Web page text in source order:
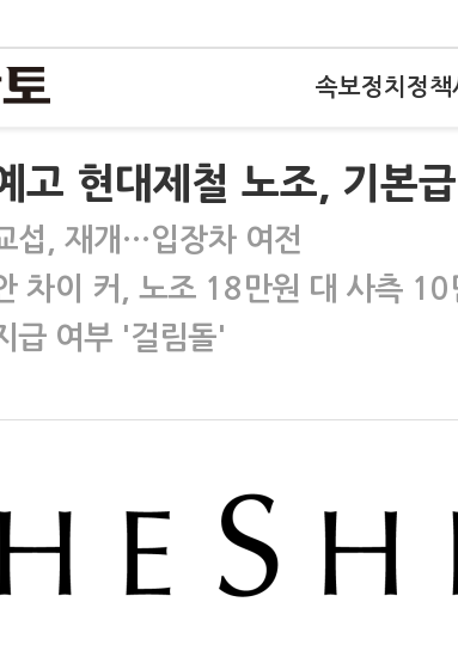
속보정치 정책
고 현대제철 노조, 기본
섭, 재개…입장차 여전
차이 커, 노조 18만원 대 사측 10
급 여부 '걸림돌'